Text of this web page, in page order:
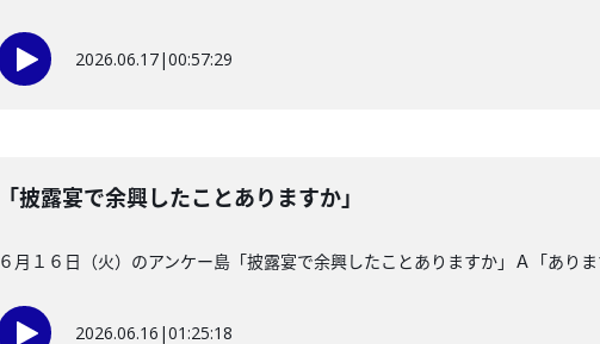
2026.06.17|00:57:29
「披露宴で余興したことありますか」
６月１６日（火）のアンケー島「披露宴で余興したことありますか」Ａ「あり
2026.06.16 |01:25:18